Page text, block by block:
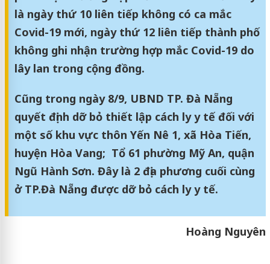
là ngày thứ 10 liên tiếp không có ca mắc
Covid-19 mới, ngày thứ 12 liên tiếp thành phố
không ghi nhận trường hợp mắc Covid-19 do
lây lan trong cộng đồng.
Cũng trong ngày 8/9, UBND TP. Đà Nẵng
quyết định dỡ bỏ thiết lập cách ly y tế đối với
một số khu vực thôn Yến Nê 1, xã Hòa Tiến,
huyện Hòa Vang; Tổ 61 phường Mỹ An, quận
Ngũ Hành Sơn. Đây là 2 địa phương cuối cùng
ở TP.Đà Nẵng được dỡ bỏ cách ly y tế.
Hoàng Nguyên